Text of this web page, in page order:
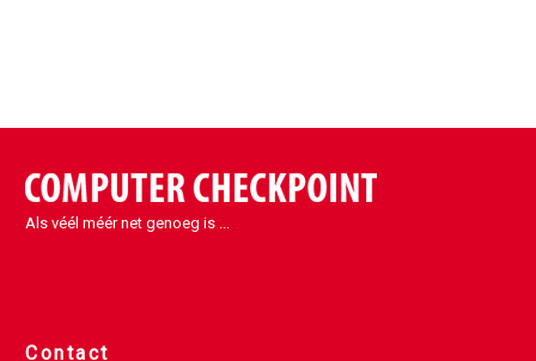
Als véél méér net genoeg is ...
Contact